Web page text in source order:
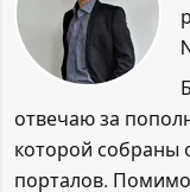
отвечаю за
которой собраны
порталов.